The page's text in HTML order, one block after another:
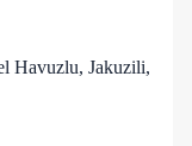
Havuzlu, Jakuzili,